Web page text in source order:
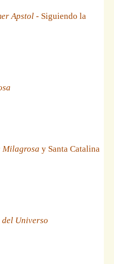
Apstol - Siguiendo la
Milagrosa y Santa Catalina
del Universo